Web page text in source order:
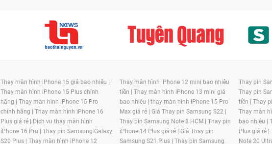
Thay màn hình iPhone 15 giá bao nhiêu |
Thay màn hình iPhone 15 Plus chính
hãng | Thay màn hình iPhone 15 Pro
chính hãng | Thay màn hình iPhone 16
Plus giá rẻ | Dịch vụ thay màn hình
iPhone 16 Pro | Thay pin Samsung Galaxy
S20 Plus | Thay màn hình iPhone 12
Thay màn hình iPhone 12 mini bao nhiêu
tiền | Thay màn hình iPhone 13 mini giá
bao nhiêu | thay màn hình iPhone 15 Pro
Max giá rẻ | Giá Thay pin Samsung S22 |
Thay pin Samsung Note 8 HCM | Thay pin
iPhone 14 Plus giá rẻ | Giá Thay pin
Samsung S21 Plus | Thay pin Samsung
Thay pin
Thay pin
tiền | Thay
Thay màn
bao nhiêu |
Plus giá rẻ |
Note 20